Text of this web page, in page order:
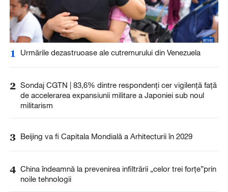
1 Urmările dezastruoase ale cutremurului din Venezuela
2 Sondaj CGTN | 83,6% dintre respondenți cer vigilență față
de accelerarea expansiunii militare a Japoniei sub noul
militarism
3 Beijing va fi Capitala Mondială a Arhitecturii în 2029
4 China îndeamnă la prevenirea infiltrării „celor trei forțe”prin
noile tehnologii